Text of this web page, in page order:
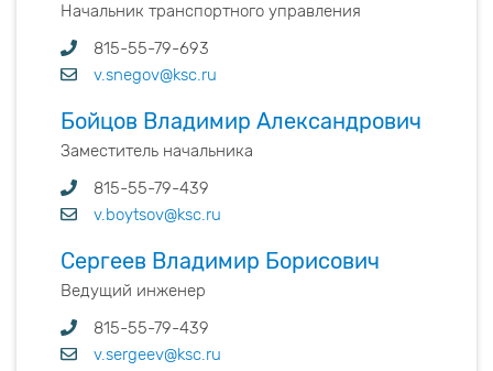
Начальник транспортного управления
815-55-79-693
v.snegov@ksc.ru
Бойцов Владимир Александрович
Заместитель начальника
815-55-79-439
v.boytsov@ksc.ru
Сергеев Владимир Борисович
Ведущий инженер
815-55-79-439
v.sergeev@ksc.ru